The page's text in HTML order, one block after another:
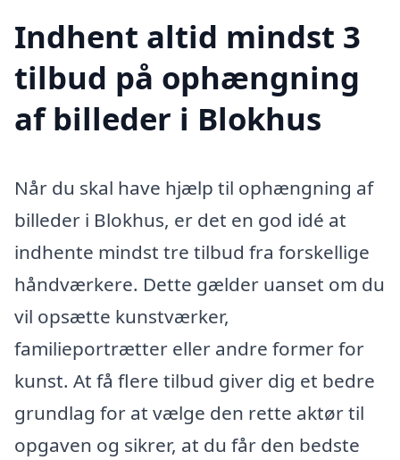
Indhent altid mindst 3
tilbud på ophængning
af billeder i Blokhus
Når du skal have hjælp til ophængning af
billeder i Blokhus, er det en god idé at
indhente mindst tre tilbud fra forskellige
håndværkere. Dette gælder uanset om du
vil opsætte kunstværker,
familieportrætter eller andre former for
kunst. At få flere tilbud giver dig et bedre
grundlag for at vælge den rette aktør til
opgaven og sikrer, at du får den bedste